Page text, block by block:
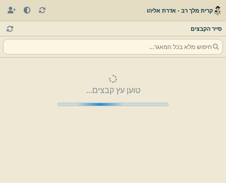
קרית מלך רב - אדרת אליהו
סייר הקבצים
טוען עץ קבצים...